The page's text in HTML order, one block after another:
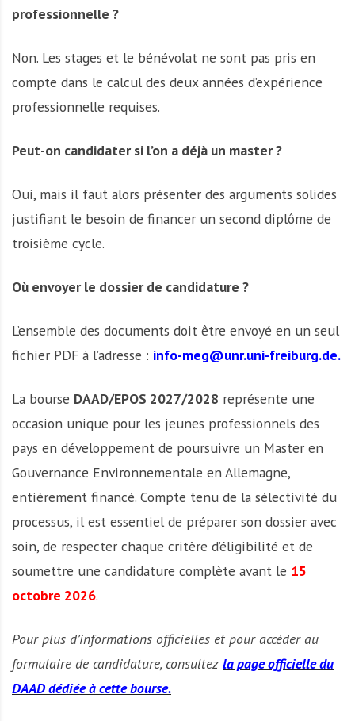
professionnelle ?
Non. Les stages et le bénévolat ne sont pas pris en
compte dans le calcul des deux années d’expérience
professionnelle requises.
Peut-on candidater si l’on a déjà un master ?
Oui, mais il faut alors présenter des arguments solides
justifiant le besoin de financer un second diplôme de
troisième cycle.
Où envoyer le dossier de candidature ?
L’ensemble des documents doit être envoyé en un seul
fichier PDF à l’adresse : info-meg@unr.uni-freiburg.de.
La bourse DAAD/EPOS 2027/2028 représente une
occasion unique pour les jeunes professionnels des
pays en développement de poursuivre un Master en
Gouvernance Environnementale en Allemagne,
entièrement financé. Compte tenu de la sélectivité du
processus, il est essentiel de préparer son dossier avec
soin, de respecter chaque critère d’éligibilité et de
soumettre une candidature complète avant le 15
octobre 2026.
Pour plus d’informations officielles et pour accéder au
formulaire de candidature, consultez la page officielle du
DAAD dédiée à cette bourse.